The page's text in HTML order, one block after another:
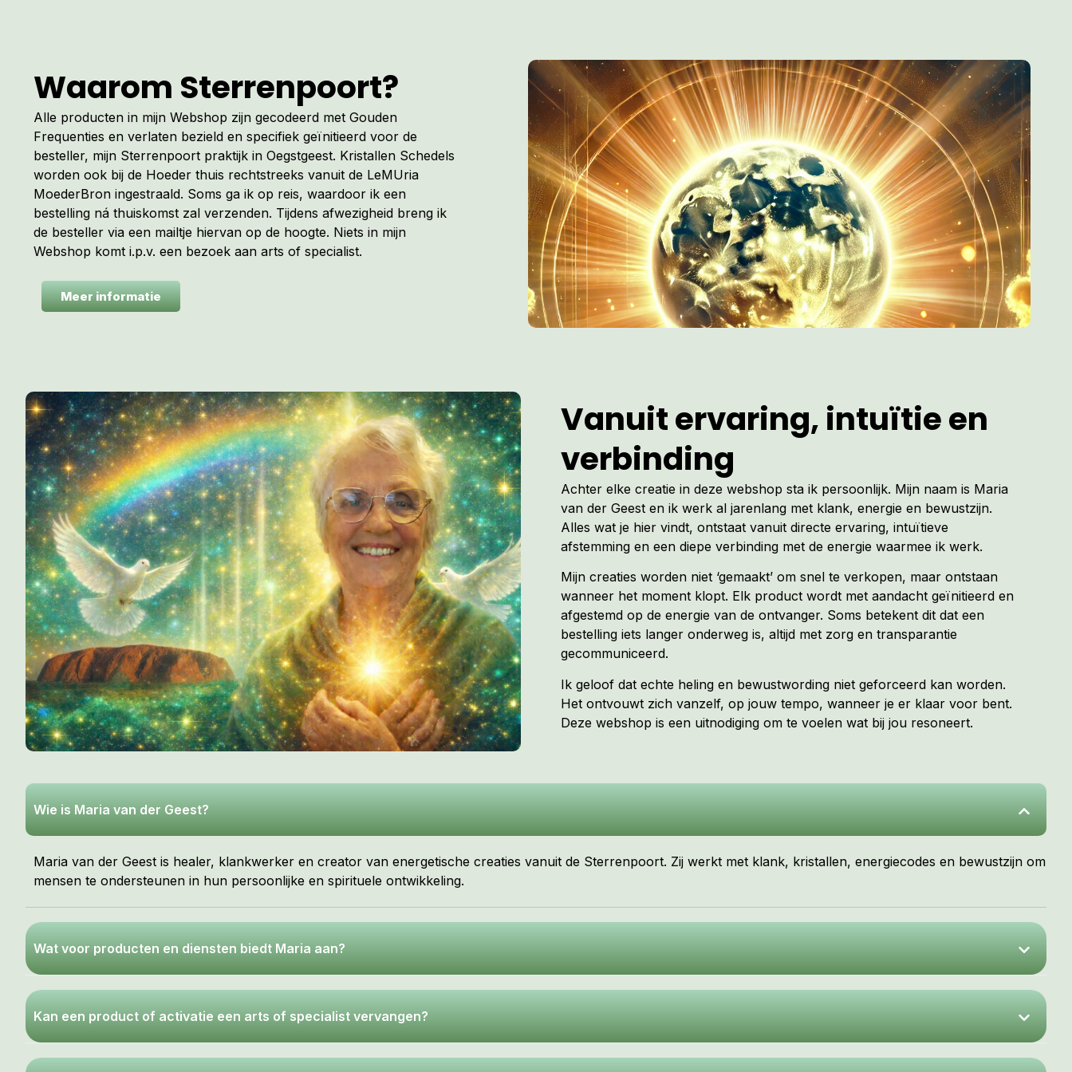
Ik groet je vanuit de LeMUria MoederBron,
Maria van der Geest
06 5726 7011
www.moedermaria.nl
www.mariavandergeest.com
Ik maak de lezer er tot slot op attent:
Dat de Sterrenpoort en Maria van der Geest nooit
aansprakelijk kunnen worden gesteld voor enigerlei
letsel die voortvloeit uit de toepassing van de op mijn
Blog aanbevolen producten of werkmethoden en
komen nooit in de plaats van een bezoek aan jouw
arts / specialist.
Waarom Sterrenpoort?
Alle producten in mijn Webshop zijn gecodeerd met Gouden
Frequenties en verlaten bezield en specifiek geïnitieerd voor de
besteller, mijn Sterrenpoort praktijk in Oegstgeest. Kristallen Schedels
worden ook bij de Hoeder thuis rechtstreeks vanuit de LeMUria
MoederBron ingestraald. Soms ga ik op reis, waardoor ik een
bestelling ná thuiskomst zal verzenden. Tijdens afwezigheid breng ik
de besteller via een mailtje hiervan op de hoogte. Niets in mijn
Webshop komt i.p.v. een bezoek aan arts of specialist.
Meer informatie
Vanuit ervaring, intuïtie en
verbinding
Achter elke creatie in deze webshop sta ik persoonlijk. Mijn naam is Maria
van der Geest en ik werk al jarenlang met klank, energie en bewustzijn.
Alles wat je hier vindt, ontstaat vanuit directe ervaring, intuïtieve
afstemming en een diepe verbinding met de energie waarmee ik werk.
Mijn creaties worden niet ‘gemaakt’ om snel te verkopen, maar ontstaan
wanneer het moment klopt. Elk product wordt met aandacht geïnitieerd en
afgestemd op de energie van de ontvanger. Soms betekent dit dat een
bestelling iets langer onderweg is, altijd met zorg en transparantie
gecommuniceerd.
Ik geloof dat echte heling en bewustwording niet geforceerd kan worden.
Het ontvouwt zich vanzelf, op jouw tempo, wanneer je er klaar voor bent.
Deze webshop is een uitnodiging om te voelen wat bij jou resoneert.
Wie is Maria van der Geest?
Maria van der Geest is healer, klankwerker en creator van energetische creaties vanuit de Sterrenpoort. Zij werkt met klank, kristallen, energiecodes en bewustzijn om
mensen te ondersteunen in hun persoonlijke en spirituele ontwikkeling.
Wat voor producten en diensten biedt Maria aan?
Kan een product of activatie een arts of specialist vervangen?